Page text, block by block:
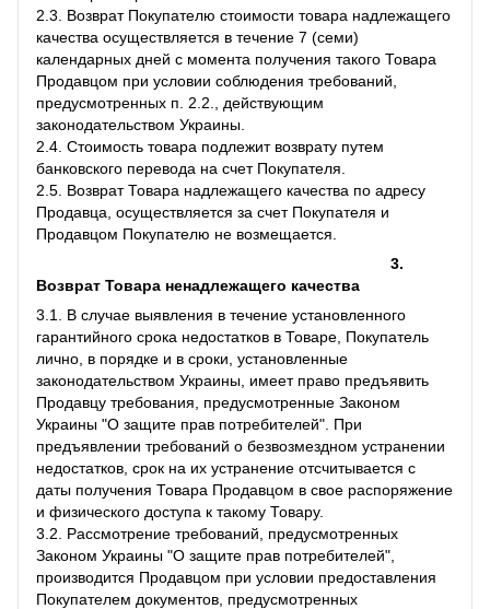
2.3. Возврат Покупателю стоимости товара надлежащего
качества осуществляется в течение 7 (семи)
календарных дней с момента получения такого Товара
Продавцом при условии соблюдения требований,
предусмотренных п. 2.2., действующим
законодательством Украины.
2.4. Стоимость товара подлежит возврату путем
банковского перевода на счет Покупателя.
2.5. Возврат Товара надлежащего качества по адресу
Продавца, осуществляется за счет Покупателя и
Продавцом Покупателю не возмещается.
3.
Возврат Товара ненадлежащего качества
3.1. В случае выявления в течение установленного
гарантийного срока недостатков в Товаре, Покупатель
лично, в порядке и в сроки, установленные
законодательством Украины, имеет право предъявить
Продавцу требования, предусмотренные Законом
Украины "О защите прав потребителей". При
предъявлении требований о безвозмездном устранении
недостатков, срок на их устранение отсчитывается с
даты получения Товара Продавцом в свое распоряжение
и физического доступа к такому Товару.
3.2. Рассмотрение требований, предусмотренных
Законом Украины "О защите прав потребителей",
производится Продавцом при условии предоставления
Покупателем документов, предусмотренных